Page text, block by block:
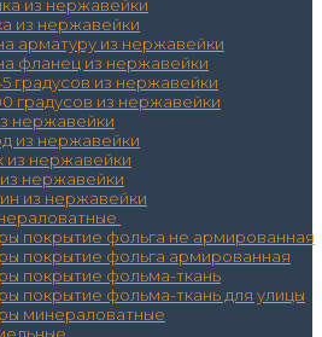
из нержавейки
из нержавейки
арматуру из нержавейки
фланец из нержавейки
градусов из нержавейки
градусов из нержавейки
нержавейки
из нержавейки
из нержавейки
нержавейки
из нержавейки
покрытие фольга не армированная
покрытие фольга армированная
покрытие фольма-ткань
покрытие фольма-ткань для улицы
минераловатные